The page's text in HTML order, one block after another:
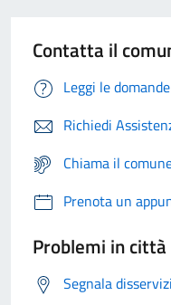
Contatta il
Leggi le
Richiedi
Chiama il
Prenota un
Problemi in città
Segnala